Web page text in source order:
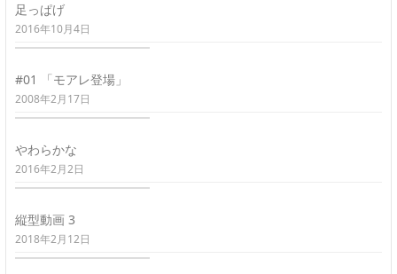
足っぱげ
2016年10月4日
#01 「モアレ登場」
2008年2月17日
やわらかな
2016年2月2日
縦型動画 3
2018年2月12日